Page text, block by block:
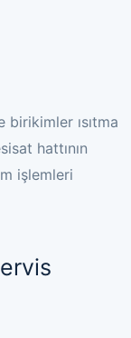
ısıtma
hattının
işlemleri